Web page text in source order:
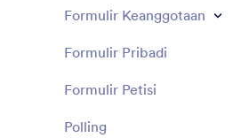
Formulir Keanggotaan
Formulir Pribadi
Formulir Petisi
Polling